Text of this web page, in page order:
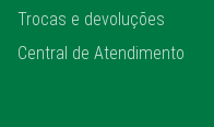
Trocas e devoluções
Central de Atendimento